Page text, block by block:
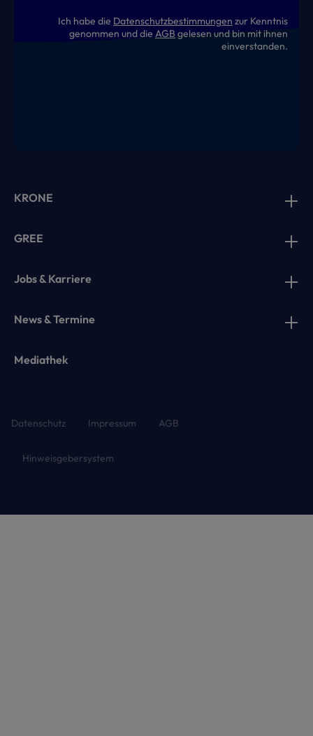
Ich habe die Datenschutzbestimmungen zur Kenntnis
genommen und die AGB gelesen und bin mit ihnen
einverstanden.
KRONE
GREE
Jobs & Karriere
News & Termine
Mediathek
Datenschutz Impressum AGB
Hinweisgebersystem